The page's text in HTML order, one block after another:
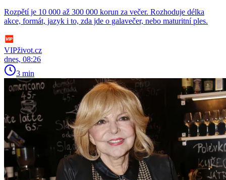
Rozpětí je 10 000 až 300 000 korun za večer. Rozhoduje délka
akce, formát, jazyk i to, zda jde o galavečer, nebo maturitní ples.
VIPživot.cz
dnes, 08:26
3 min